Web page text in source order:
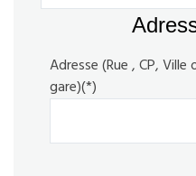
Adresse (Rue , CP,
gare)(*)